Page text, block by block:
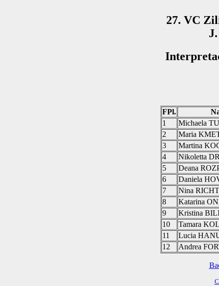
27. VC
FPl.
1
Michaela
2
Maria
3
Martina
4
Nikoletta
5
Deana
6
Daniela
7
Nina
8
Katarina
9
Kristina
10
Tamara
11
Lucia
12
Andrea